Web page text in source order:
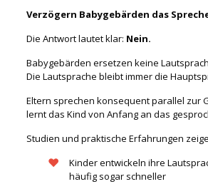
Verzögern Babygebärden das
Die Antwort lautet klar: Nein.
Babygebärden ersetzen keine
Die Lautsprache bleibt immer die
Eltern sprechen konsequent parallel zur
lernt das Kind von Anfang an das
Studien und praktische Erfahrungen
Kinder entwickeln ihre
häufig sogar schneller